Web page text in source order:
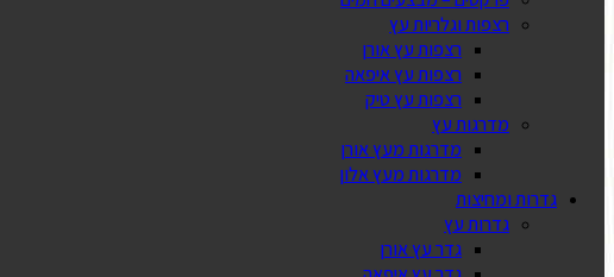
רצפות וגלריות עץ
רצפות עץ אורן
רצפות עץ איפאה
רצפות עץ טיק
מדרגות עץ
מדרגות מעץ אורן
מדרגות מעץ אלון
גדרות ומחיצות
גדרות עץ
גדר עץ אורן